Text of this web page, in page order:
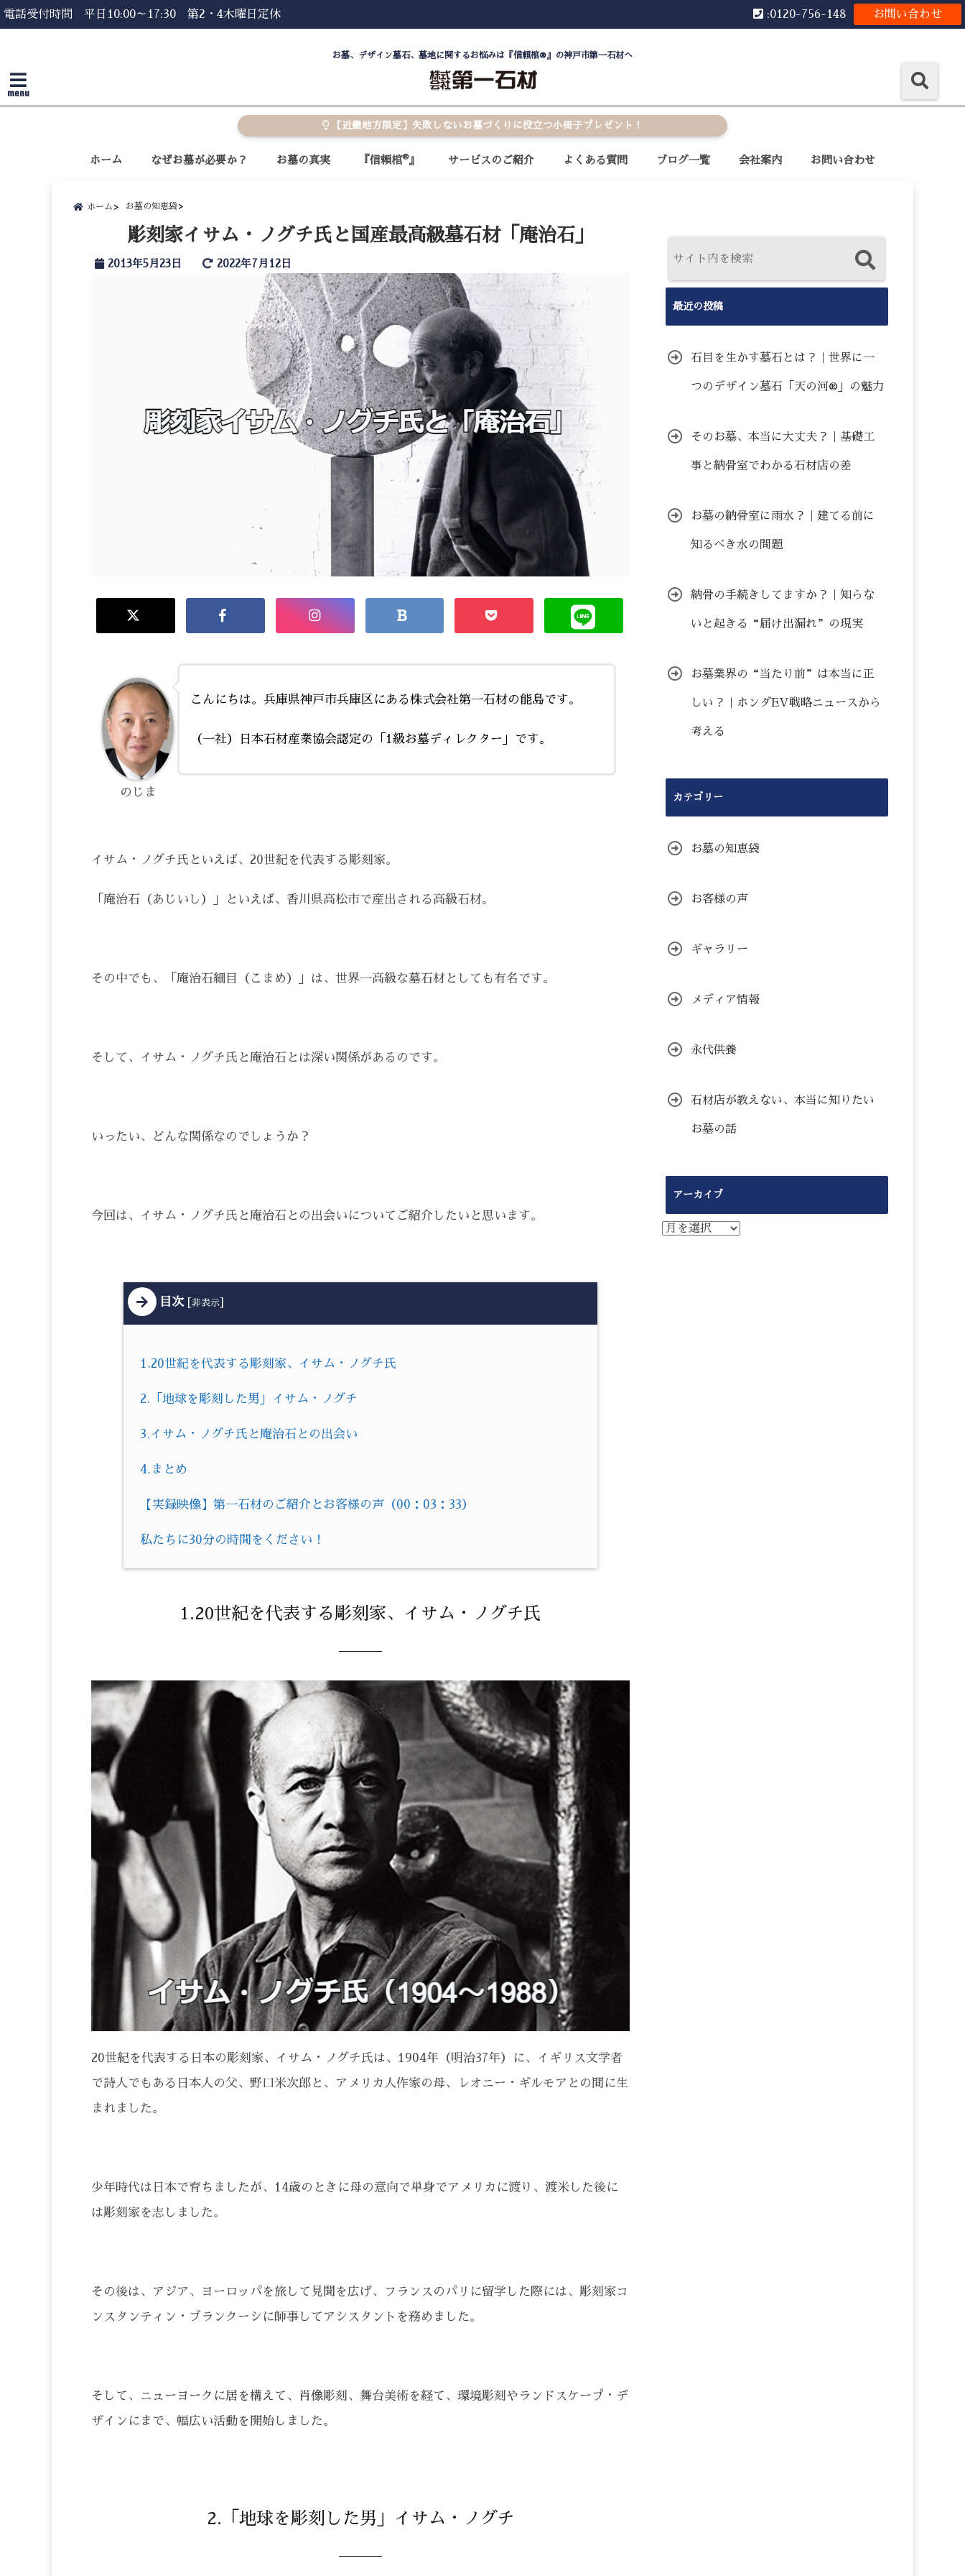
電話受付時間 平日10:00～17:30 第2・4木曜日定休 お問い合わせ
:0120-756-148
お墓、デザイン墓石、墓地に関するお悩みは『信頼棺®』の神戸市第一石材へ
menu
【近畿地方限定】失敗しないお墓づくりに役立つ小冊子プレゼント！
ホーム なぜお墓が必要か？ お墓の真実 『信頼棺®』 サービスのご紹介 よくある質問 ブログ一覧 会社案内 お問い合わせ
ホーム お墓の知恵袋
彫刻家イサム・ノグチ氏と国産最高級墓石材「庵治石」
2013年5月23日 2022年7月12日
こんにちは。兵庫県神戸市兵庫区にある株式会社第一石材の能島です。
（一社）日本石材産業協会認定の「1級お墓ディレクター」です。
のじま
イサム・ノグチ氏といえば、20世紀を代表する彫刻家。
「庵治石（あじいし）」といえば、香川県高松市で産出される高級石材。
その中でも、「庵治石細目（こまめ）」は、世界一高級な墓石材としても有名です。
そして、イサム・ノグチ氏と庵治石とは深い関係があるのです。
いったい、どんな関係なのでしょうか？
今回は、イサム・ノグチ氏と庵治石との出会いについてご紹介したいと思います。
目次 非表示
1.20世紀を代表する彫刻家、イサム・ノグチ氏
2.「地球を彫刻した男」イサム・ノグチ
3.イサム・ノグチ氏と庵治石との出会い
4.まとめ
【実録映像】第一石材のご紹介とお客様の声（00：03：33）
私たちに30分の時間をください！
1.20世紀を代表する彫刻家、イサム・ノグチ氏
20世紀を代表する日本の彫刻家、イサム・ノグチ氏は、1904年（明治37年）に、イギリス文学者
で詩人でもある日本人の父、野口米次郎と、アメリカ人作家の母、レオニー・ギルモアとの間に生
まれました。
少年時代は日本で育ちましたが、14歳のときに母の意向で単身でアメリカに渡り、渡米した後に
は彫刻家を志しました。
その後は、アジア、ヨーロッパを旅して見聞を広げ、フランスのパリに留学した際には、彫刻家コ
ンスタンティン・ブランクーシに師事してアシスタントを務めました。
そして、ニューヨークに居を構えて、肖像彫刻、舞台美術を経て、環境彫刻やランドスケープ・デ
ザインにまで、幅広い活動を開始しました。
2.「地球を彫刻した男」イサム・ノグチ
最近の投稿
石目を生かす墓石とは？｜世界に一
つのデザイン墓石「天の河®」の魅力
そのお墓、本当に大丈夫？｜基礎工
事と納骨室でわかる石材店の差
お墓の納骨室に雨水？｜建てる前に
知るべき水の問題
納骨の手続きしてますか？｜知らな
いと起きる“届け出漏れ”の現実
お墓業界の“当たり前”は本当に正
しい？｜ホンダEV戦略ニュースから
考える
カテゴリー
お墓の知恵袋
お客様の声
ギャラリー
メディア情報
永代供養
石材店が教えない、本当に知りたい
お墓の話
アーカイブ
ア
ー